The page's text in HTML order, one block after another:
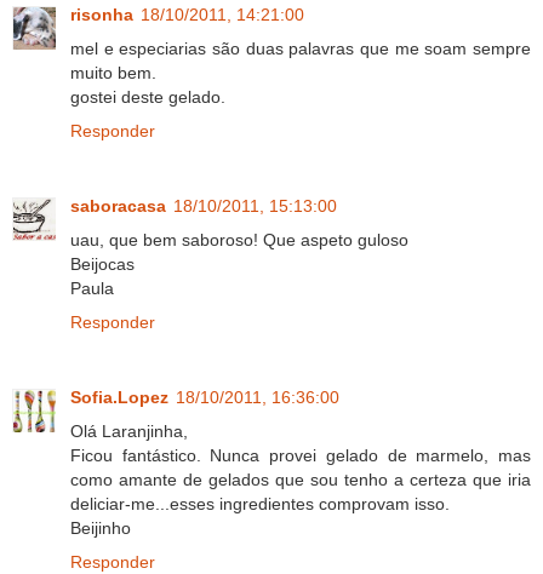
risonha 18/10/2011, 14:21:00
mel e especiarias são duas palavras que me soam sempre
muito bem.
gostei deste gelado.
Responder
saboracasa 18/10/2011, 15:13:00
uau, que bem saboroso! Que aspeto guloso
Beijocas
Paula
Responder
Sofia.Lopez 18/10/2011, 16:36:00
Olá Laranjinha,
Ficou fantástico. Nunca provei gelado de marmelo, mas
como amante de gelados que sou tenho a certeza que iria
deliciar-me...esses ingredientes comprovam isso.
Beijinho
Responder